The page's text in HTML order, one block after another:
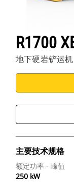
R1700
地下硬岩铲运机
主要技术规格
额定功率 - 峰值
250 kW